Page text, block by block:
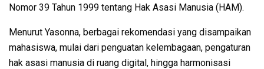
Nomor 39 Tahun 1999 tentang Hak Asasi Manusia (HAM).
Menurut Yasonna, berbagai rekomendasi yang disampaikan
mahasiswa, mulai dari penguatan kelembagaan, pengaturan
hak asasi manusia di ruang digital, hingga harmonisasi